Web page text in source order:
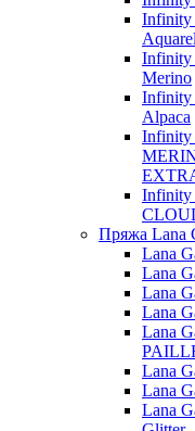
Infinity
Infinity
Merino
Infinity
Alpaca
Infinity
Infinity
Пряжа Lana
Lana
Lana
Lana
Lana
Lana
Lana
Lana
Lana